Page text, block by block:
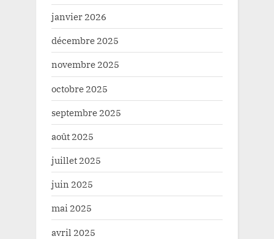
janvier 2026
décembre 2025
novembre 2025
octobre 2025
septembre 2025
août 2025
juillet 2025
juin 2025
mai 2025
avril 2025